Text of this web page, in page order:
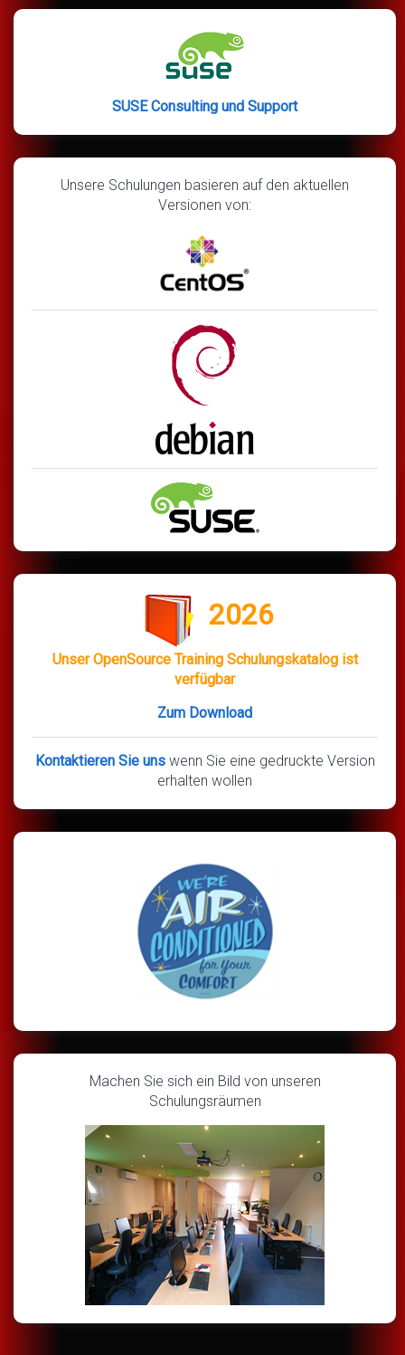
SUSE Consulting und Support
Unsere Schulungen basieren auf den aktuellen
Versionen von:
2026
Unser OpenSource Training Schulungskatalog ist
verfügbar
Zum Download
Kontaktieren Sie uns wenn Sie eine gedruckte Version
erhalten wollen
Machen Sie sich ein Bild von unseren
Schulungsräumen